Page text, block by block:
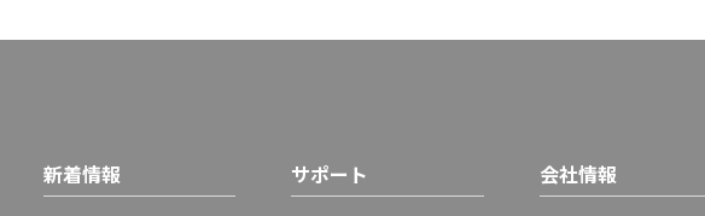
新着情報 サポート 会社情報